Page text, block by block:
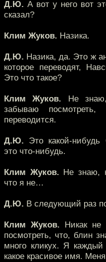
Д.Ю. А вот у него вот
сказал?
Клим Жуков. Назика.
Д.Ю. Назика, да. Это ж
которое переводят,
Это что такое?
Клим Жуков. Не
забываю
переводится.
Д.Ю. Это какой-
это что-нибудь.
Клим Жуков. Не знаю,
что я не…
Д.Ю. В следующий раз
Клим Жуков. Никак не
посмотреть, что, блин
много кликух. Я
какое красивое имя.